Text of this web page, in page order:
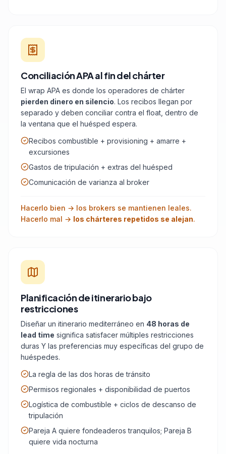
Conciliación APA al fin del chárter
El wrap APA es donde los operadores de chárter
pierden dinero en silencio. Los recibos llegan por
separado y deben conciliar contra el float, dentro de
la ventana que el huésped espera.
Recibos combustible + provisioning + amarre +
excursiones
Gastos de tripulación + extras del huésped
Comunicación de varianza al broker
Hacerlo bien → los brokers se mantienen leales.
Hacerlo mal → los chárteres repetidos se alejan.
Planificación de itinerario bajo
restricciones
Diseñar un itinerario mediterráneo en 48 horas de
lead time significa satisfacer múltiples restricciones
duras Y las preferencias muy específicas del grupo de
huéspedes.
La regla de las dos horas de tránsito
Permisos regionales + disponibilidad de puertos
Logística de combustible + ciclos de descanso de
tripulación
Pareja A quiere fondeaderos tranquilos; Pareja B
quiere vida nocturna